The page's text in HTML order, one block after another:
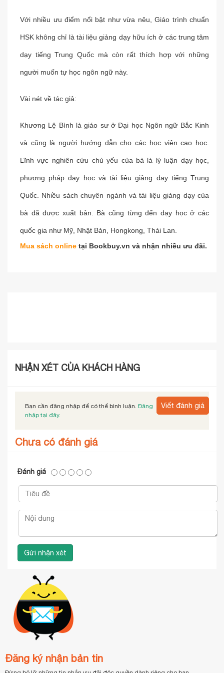
Với nhiều ưu điểm nổi bật như vừa nêu, Giáo trình chuẩn
HSK không chỉ là tài liệu giảng dạy hữu ích ở các trung tâm
dạy tiếng Trung Quốc mà còn rất thích hợp với những
người muốn tự học ngôn ngữ này.
Vài nét về tác giả:
Khương Lệ Bình là giáo sư ở Đại học Ngôn ngữ Bắc Kinh
và cũng là người hướng dẫn cho các học viên cao học.
Lĩnh vực nghiên cứu chủ yếu của bà là lý luận dạy học,
phương pháp dạy học và tài liệu giảng dạy tiếng Trung
Quốc. Nhiều sách chuyên ngành và tài liệu giảng dạy của
bà đã được xuất bản. Bà cũng từng đến dạy học ở các
quốc gia như Mỹ, Nhật Bản, Hongkong, Thái Lan.
Mua sách online tại Bookbuy.vn và nhận nhiều ưu đãi.
NHẬN XÉT CỦA KHÁCH HÀNG
Viết đánh giá
Bạn cần đăng nhập để có thể bình luận. Đăng
nhập tại đây.
Chưa có đánh giá
Đánh giá
Đăng ký nhận bản tin